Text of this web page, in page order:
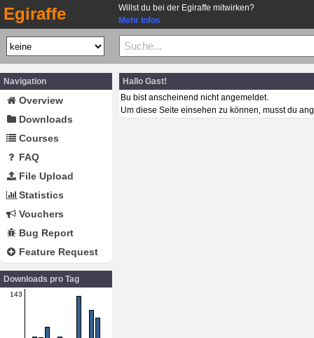
Egiraffe
Willst du bei der Egiraffe mitwirken?
Mehr Infos
Navigation
Overview
Downloads
Courses
FAQ
File Upload
Statistics
Vouchers
Bug Report
Feature Request
Downloads pro Tag
143
Hallo Gast!
Bu bist anscheinend nicht angemeldet.
Um diese Seite einsehen zu können, musst du